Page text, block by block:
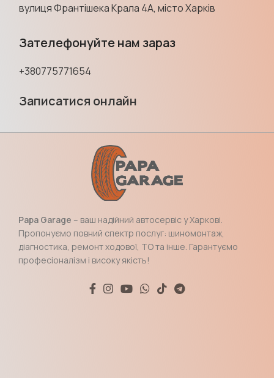
вулиця Франтішека Крала 4А, місто Харків
Зателефонуйте нам зараз
+380775771654
Записатися онлайн
Papa Garage – ваш надійний автосервіс у Харкові.
Пропонуємо повний спектр послуг: шиномонтаж,
діагностика, ремонт ходової, ТО та інше. Гарантуємо
професіоналізм і високу якість!